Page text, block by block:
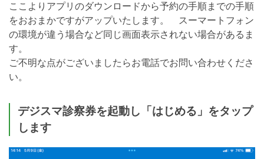
ここよりアプリのダウンロードから予約の手順までの手順
をおおまかですがアップいたします。 スーマートフォン
の環境が違う場合など同じ画面表示されない場合があるま
す。
ご不明な点がございましたらお電話でお問い合わせくださ
い。
デジスマ診察券を起動し「はじめる」をタップ
します